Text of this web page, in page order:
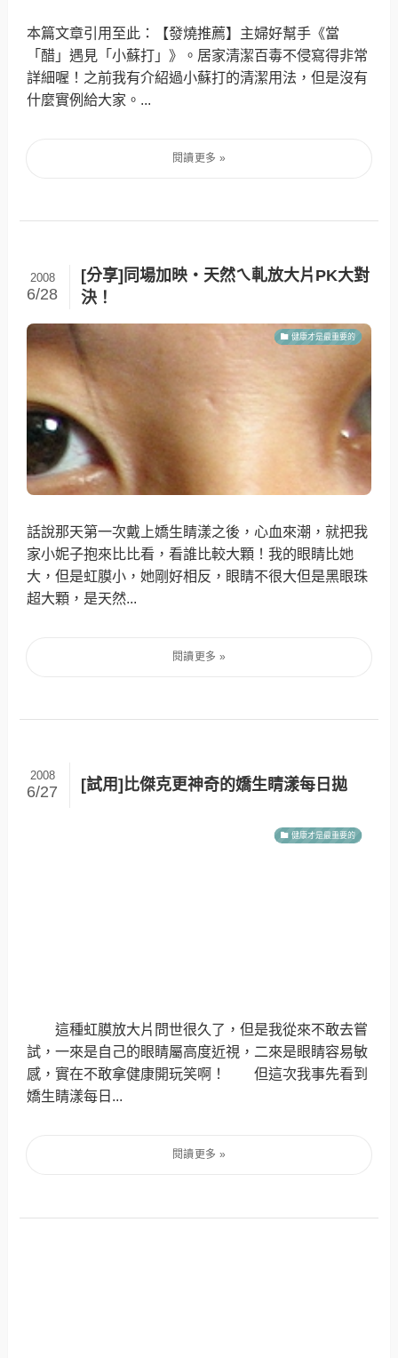
本篇文章引用至此：【發燒推薦】主婦好幫手《當
「醋」遇見「小蘇打」》。居家清潔百毒不侵寫得非常
詳細喔！之前我有介紹過小蘇打的清潔用法，但是沒有
什麼實例給大家。...
[分享]同場加映‧天然ㄟ軋放大片PK大對
決！
2008
6/28
健康才是最重要的
話說那天第一次戴上嬌生睛漾之後，心血來潮，就把我
家小妮子抱來比比看，看誰比較大顆！我的眼睛比她
大，但是虹膜小，她剛好相反，眼睛不很大但是黑眼珠
超大顆，是天然...
[試用]比傑克更神奇的嬌生睛漾每日拋
2008
6/27
健康才是最重要的
這種虹膜放大片問世很久了，但是我從來不敢去嘗
試，一來是自己的眼睛屬高度近視，二來是眼睛容易敏
感，實在不敢拿健康開玩笑啊！ 但這次我事先看到
嬌生睛漾每日...